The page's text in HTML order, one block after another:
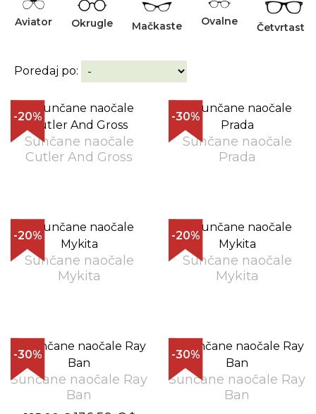
Aviator Okrugle Mačkaste Ovalne Četvrtaste
Poredaj po:
-20%
Sunčane naočale
Cutler And Gross
-30%
Sunčane naočale
Prada
-20%
Sunčane naočale
Mykita
-20%
Sunčane naočale
Mykita
-30%
Sunčane naočale Ray
Ban
-30%
Sunčane naočale Ray
Ban